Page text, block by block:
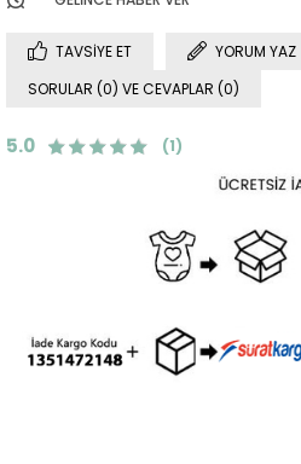
TAVSIYE ET
YORUM YAZ
SORULAR (0) VE CEVAPLAR (0)
5.0 (1)